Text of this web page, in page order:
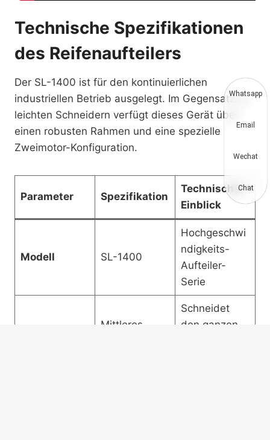
Technische Spezifikationen
des Reifenaufteilers
Der SL-1400 ist für den kontinuierlichen
industriellen Betrieb ausgelegt. Im Gegensatz zu
leichten Schneidern verfügt dieses Gerät über
einen robusten Rahmen und eine spezielle
Zweimotor-Konfiguration.
Parameter Spezifikation
Technischer
Einblick
Modell SL-1400
Hochgeschwi
ndigkeits-
Aufteiler-
Serie
Mittleres
Schneidet
den ganzen
Whatsapp
Email
Wechat
Chat